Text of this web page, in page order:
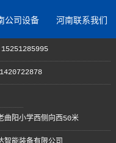
公司设备 河南联系我们
15251285995
曲阳小学西侧向西50米